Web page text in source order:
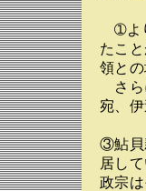
➀よ
たこ
領と
さら
宛、
③鮎貝
居し
政宗